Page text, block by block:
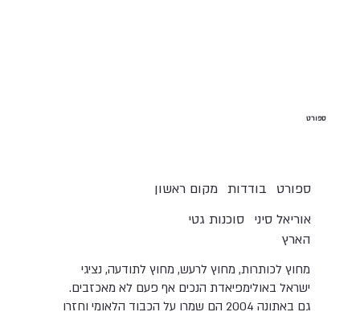
ספורט
מקום ראשון בודדות
ספורט
סוכנות גטי אוריאל סיני
הארץ
מחוץ לכותרות, מחוץ לרעש, מחוץ לתודעה, נציגי
ישראל באולימפיאדת הנכים אף פעם לא מאכזבים.
גם באתונה 2004 הם שמרו על הכבוד הלאומי וחזרו